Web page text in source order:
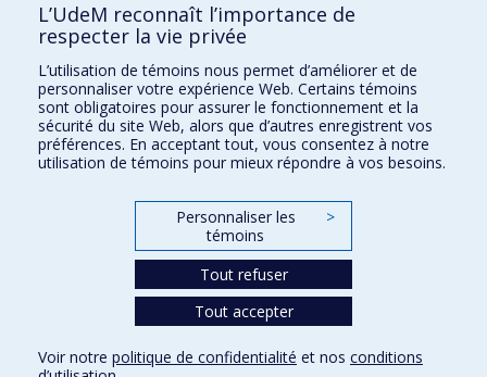
Kinésiologie et des sciences de l’activité physique
Orthophonie et audiologie
Directions
DPC
CPASS
L’UdeM reconnaît l’importance de
respecter la vie privée
L’utilisation de témoins nous permet d’améliorer et de
personnaliser votre expérience Web. Certains témoins
sont obligatoires pour assurer le fonctionnement et la
sécurité du site Web, alors que d’autres enregistrent vos
préférences. En acceptant tout, vous consentez à notre
utilisation de témoins pour mieux répondre à vos besoins.
Personnaliser les
témoins
>
Tout refuser
Tout accepter
Voir notre politique de confidentialité et nos conditions